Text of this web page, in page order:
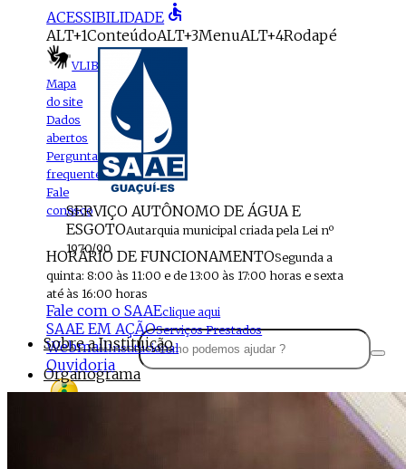
ACESSIBILIDADE accessible
ALT+1ConteúdoALT+3MenuALT+4Rodapé
VLIBRAS
Mapa
do site
Dados
abertos
Perguntas
frequentes
Fale
conosco
SERVIÇO AUTÔNOMO DE ÁGUA E
ESGOTOAutarquia municipal criada pela Lei nº
1970/90
HORÁRIO DE FUNCIONAMENTOSegunda a
quinta: 8:00 às 11:00 e de 13:00 às 17:00 horas e sexta
até às 16:00 horas
Fale com o SAAEclique aqui
SAAE EM AÇÃOServiços Prestados
WebmailInstitucional
Ouvidoria
Sobre a Instituição
Organograma